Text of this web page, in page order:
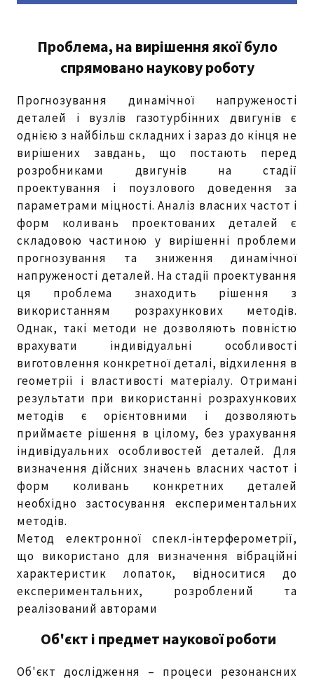
Проблема, на вирішення якої було
спрямовано наукову роботу
Прогнозування динамічної напруженості
деталей і вузлів газотурбінних двигунів є
однією з найбільш складних і зараз до кінця не
вирішених завдань, що постають перед
розробниками двигунів на стадії
проектування і поузлового доведення за
параметрами міцності. Аналіз власних частот і
форм коливань проектованих деталей є
складовою частиною у вирішенні проблеми
прогнозування та зниження динамічної
напруженості деталей. На стадії проектування
ця проблема знаходить рішення з
використанням розрахункових методів.
Однак, такі методи не дозволяють повністю
врахувати індивідуальні особливості
виготовлення конкретної деталі, відхилення в
геометрії і властивості матеріалу. Отримані
результати при використанні розрахункових
методів є орієнтовними і дозволяють
приймаєте рішення в цілому, без урахування
індивідуальних особливостей деталей. Для
визначення дійсних значень власних частот і
форм коливань конкретних деталей
необхідно застосування експериментальних
методів.
Метод електронної спекл-інтерферометрії,
що використано для визначення вібраційні
характеристик лопаток, відноситися до
експериментальних, розроблений та
реалізований авторами
Об'єкт і предмет наукової роботи
Об'єкт дослідження – процеси резонансних